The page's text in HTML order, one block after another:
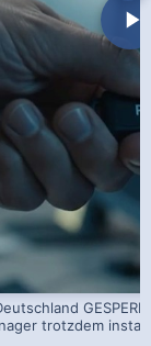
trotzdem